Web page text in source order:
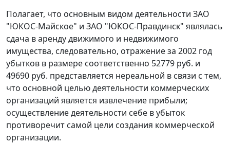
Полагает, что основным видом деятельности ЗАО
"ЮКОС-Майское" и ЗАО "ЮКОС-Правдинск" являлась
сдача в аренду движимого и недвижимого
имущества, следовательно, отражение за 2002 год
убытков в размере соответственно 52779 руб. и
49690 руб. представляется нереальной в связи с тем,
что основной целью деятельности коммерческих
организаций является извлечение прибыли;
осуществление деятельности себе в убыток
противоречит самой цели создания коммерческой
организации.